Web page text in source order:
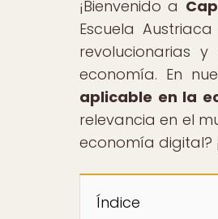
¡Bienvenido a
Escuela
revolucionarias
economía. En
aplicable en la
relevancia en el
economía digital?
Índice